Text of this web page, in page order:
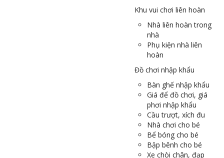
Khu vui chơi liên hoàn
Nhà liên hoàn trong
nhà
Phụ kiện nhà liên
hoàn
Đồ chơi nhập khẩu
Bàn ghế nhập khẩu
Giá để đồ chơi, giá
phơi nhập khẩu
Cầu trượt, xích đu
Nhà chơi cho bé
Bể bóng cho bé
Bập bênh cho bé
Xe chòi chân, đạp